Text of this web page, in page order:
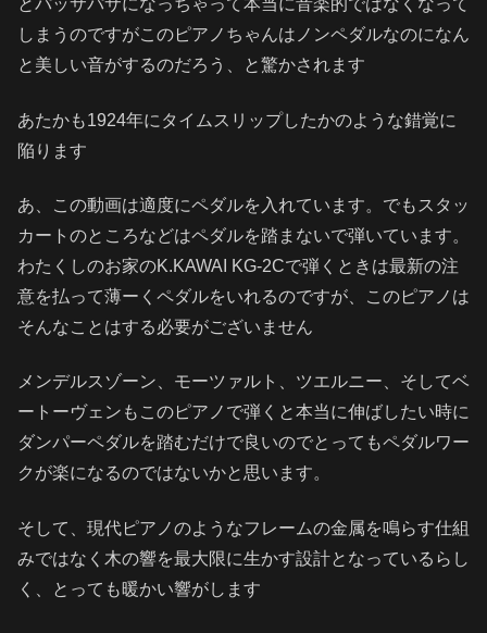
とパッサパサになっちゃって本当に音楽的ではなくなって
しまうのですがこのピアノちゃんはノンペダルなのになん
と美しい音がするのだろう、と驚かされます
あたかも1924年にタイムスリップしたかのような錯覚に
陥ります
あ、この動画は適度にペダルを入れています。でもスタッ
カートのところなどはペダルを踏まないで弾いています。
わたくしのお家のK.KAWAI KG-2Cで弾くときは最新の注
意を払って薄ーくペダルをいれるのですが、このピアノは
そんなことはする必要がございません
メンデルスゾーン、モーツァルト、ツエルニー、そしてベ
ートーヴェンもこのピアノで弾くと本当に伸ばしたい時に
ダンパーペダルを踏むだけで良いのでとってもペダルワー
クが楽になるのではないかと思います。
そして、現代ピアノのようなフレームの金属を鳴らす仕組
みではなく木の響を最大限に生かす設計となっているらし
く、とっても暖かい響がします